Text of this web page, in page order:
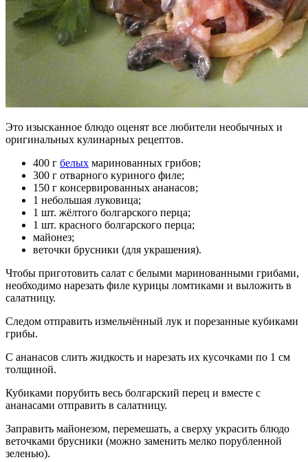
Это изысканное блюдо оценят все любители необычных и
оригинальных кулинарных рецептов.
400 г белых маринованных грибов;
300 г отварного куриного филе;
150 г консервированных ананасов;
1 небольшая луковица;
1 шт. жёлтого болгарского перца;
1 шт. красного болгарского перца;
майонез;
веточки брусники (для украшения).
Чтобы приготовить салат с белыми маринованными грибами,
необходимо нарезать филе курицы ломтиками и выложить в
салатницу.
Следом отправить измельчённый лук и порезанные кубиками
грибы.
С ананасов слить жидкость и нарезать их кусочками по 1 см
толщиной.
Кубиками порубить весь болгарский перец и вместе с
ананасами отправить в салатницу.
Заправить майонезом, перемешать, а сверху украсить блюдо
веточками брусники (можно заменить мелко порубленной
зеленью).